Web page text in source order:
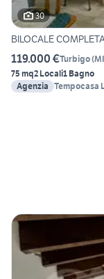
30
BILOCALE
119.000 €Turbigo(MI
75 mq2 Locali1 Bagno
Agenzia Tempocasa